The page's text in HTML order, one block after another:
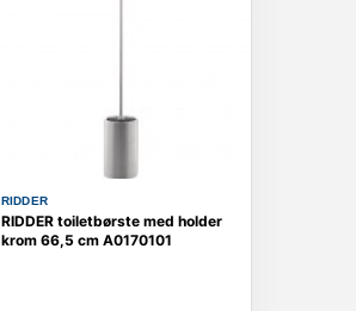
RIDDER
RIDDER toiletbørste med holder
krom 66,5 cm A0170101